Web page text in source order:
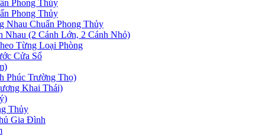
Phong Thủy
Phong Thủy
Nhau Chuẩn Phong Thủy
(2 Cánh Lớn, 2 Cánh Nhỏ)
Từng Loại Phòng
Cửa Sổ
Phúc Trường Thọ)
Khai Thái)
Thủy
Gia Đình